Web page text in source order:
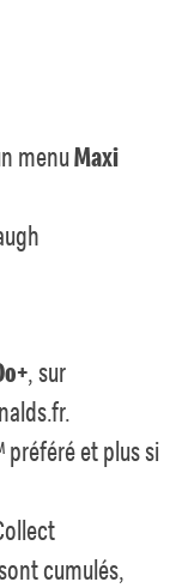
menuMaxi
, sur
préféré et plus si
cumulés,